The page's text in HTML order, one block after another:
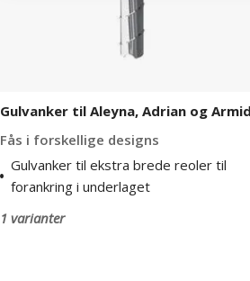
Gulvanker til Aleyna, Adrian og
Fås i forskellige designs
Gulvanker til ekstra brede reoler til
forankring i underlaget
1 varianter